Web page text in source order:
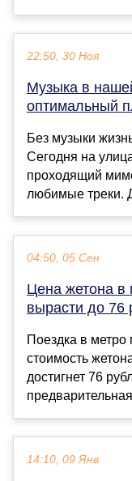
22:50, 30 Ноя
Музыка в
оптимальный
Без музыки
Сегодня на
проходящий
любимые треки.
04:50, 05 Сен
Цена жетона в
вырасти до 76
Поездка в метро
стоимость
достигнет 76
14:10, 09 Янв